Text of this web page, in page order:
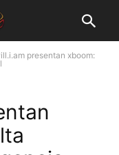
presentan xboom: